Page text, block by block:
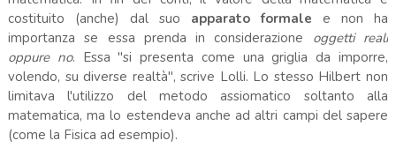
costituito (anche) dal suo apparato formale e non ha
importanza se essa prenda in considerazione oggetti reali
oppure no. Essa "si presenta come una griglia da imporre,
volendo, su diverse realtà", scrive Lolli. Lo stesso Hilbert non
limitava l'utilizzo del metodo assiomatico soltanto alla
matematica, ma lo estendeva anche ad altri campi del sapere
(come la Fisica ad esempio).